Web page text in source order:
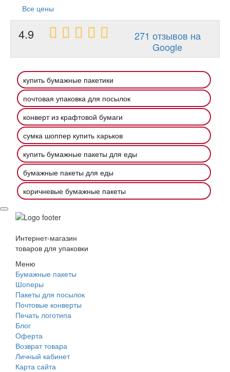
Все цены
4.9
271 отзывов на
Google
купить бумажные пакетики
почтовая упаковка для посылок
конверт из крафтовой бумаги
сумка шоппер купить харьков
купить бумажные пакеты для еды
бумажные пакеты для еды
коричневые бумажные пакеты
Интернет-магазин
товаров для упаковки
Меню
Бумажные пакеты
Шоперы
Пакеты для посылок
Почтовые конверты
Печать логотипа
Блог
Оферта
Возврат товара
Личный кабинет
Карта сайта